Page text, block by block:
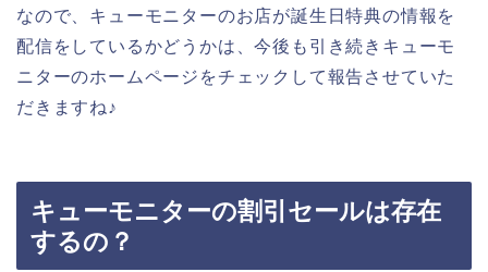
なので、キューモニターのお店が誕生日特典の情報を
配信をしているかどうかは、今後も引き続きキューモ
ニターのホームページをチェックして報告させていた
だきますね♪
キューモニターの割引セールは存在
するの？